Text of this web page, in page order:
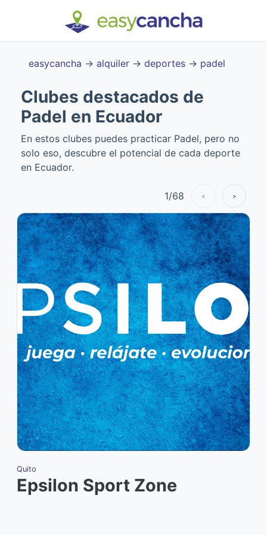
easycancha → alquiler → deportes → padel
Quito
Epsilon Sport Zone
Clubes destacados de
Padel en Ecuador
En estos clubes puedes practicar Padel, pero no
solo eso, descubre el potencial de cada deporte
en Ecuador.
1/68 < >